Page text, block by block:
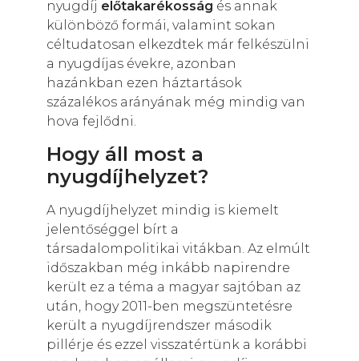
nyugdíj előtakarékosság és annak
különböző formái, valamint sokan
céltudatosan elkezdtek már felkészülni
a nyugdíjas évekre, azonban
hazánkban ezen háztartások
százalékos arányának még mindig van
hova fejlődni.
Hogy áll most a
nyugdíjhelyzet?
A nyugdíjhelyzet mindig is kiemelt
jelentőséggel bírt a
társadalompolitikai vitákban. Az elmúlt
időszakban még inkább napirendre
került ez a téma a magyar sajtóban az
után, hogy 2011-ben megszüntetésre
került a nyugdíjrendszer második
pillérje és ezzel visszatértünk a korábbi